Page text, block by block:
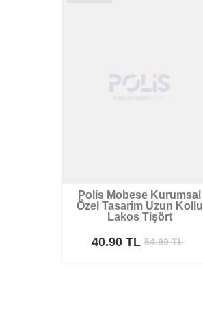
Polis Mobese Kurumsal
Özel Tasarim Uzun Kollu
Lakos Tişört
40.90 TL54.99TL